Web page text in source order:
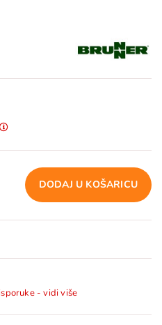
DODAJ U KOŠARICU
- vidi više